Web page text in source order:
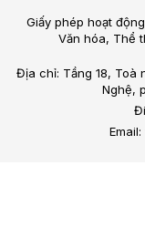
Giấy phép hoạt
Văn hóa, Thể
Địa chỉ: Tầng 18, Toà
Nghệ,